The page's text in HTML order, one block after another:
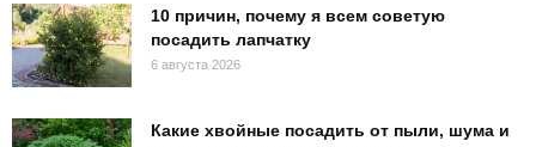
10 причин, почему я всем советую
посадить лапчатку
6 августа 2026
Какие хвойные посадить от пыли, шума и